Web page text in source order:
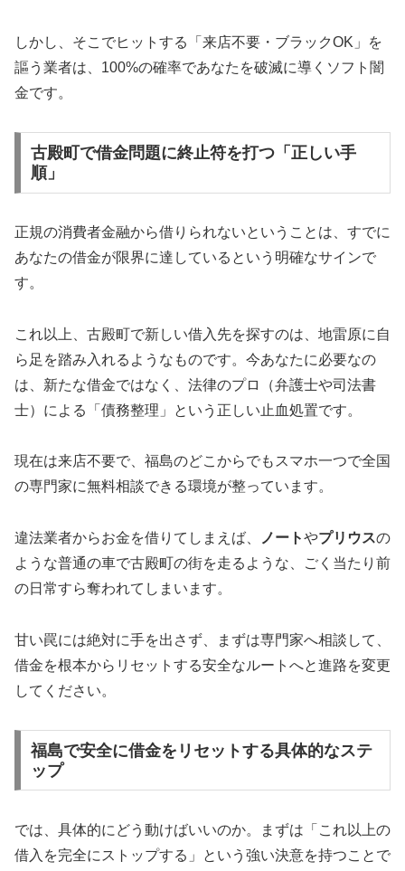
しかし、そこでヒットする「来店不要・ブラックOK」を
謳う業者は、100%の確率であなたを破滅に導くソフト闇
金です。
古殿町で借金問題に終止符を打つ「正しい手
順」
正規の消費者金融から借りられないということは、すでに
あなたの借金が限界に達しているという明確なサインで
す。
これ以上、古殿町で新しい借入先を探すのは、地雷原に自
ら足を踏み入れるようなものです。今あなたに必要なの
は、新たな借金ではなく、法律のプロ（弁護士や司法書
士）による「債務整理」という正しい止血処置です。
現在は来店不要で、福島のどこからでもスマホ一つで全国
の専門家に無料相談できる環境が整っています。
違法業者からお金を借りてしまえば、 ノートやプリウスの
ような普通の車で古殿町の街を走るような、ごく当たり前
の日常すら奪われてしまいます。
甘い罠には絶対に手を出さず、まずは専門家へ相談して、
借金を根本からリセットする安全なルートへと進路を変更
してください。
福島で安全に借金をリセットする具体的なステ
ップ
では、具体的にどう動けばいいのか。まずは「これ以上の
借入を完全にストップする」という強い決意を持つことで